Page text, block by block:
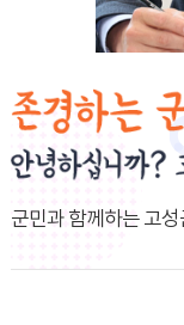
군민과 함께하는 고